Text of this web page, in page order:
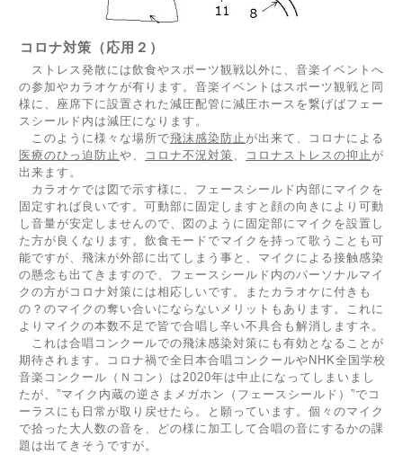
コロナ対策（応用２）
ストレス発散には飲食やスポーツ観戦以外に、音楽イベントへ
の参加やカラオケが有ります。音楽イベントはスポーツ観戦と同
様に、座席下に設置された減圧配管に減圧ホースを繋げばフェー
スシールド内は減圧になります。
このように様々な場所で飛沫感染防止 が出来て、コロナによる
医療のひっ迫防止や、 コロナ不況対策、 コロナストレスの抑止 が
出来ます。
カラオケでは図で示す様に、フェースシールド内部にマイクを
固定すれば良いです。可動部に固定しますと顔の向きにより可動
し音量が安定しませんので、図のように固定部にマイクを設置し
た方が良くなります。飲食モードでマイクを持って歌うことも可
能ですが、飛沫が外部に出てしまう事と、マイクによる接触感染
の懸念も出てきますので、フェースシールド内のパーソナルマイ
クの方がコロナ対策には相応しいです。またカラオケに付きも
の？のマイクの奪い合いにならないメリットもあります。これに
よりマイクの本数不足で皆で合唱し辛い不具合も解消しますネ。
これは合唱コンクールでの飛沫感染対策にも有効となることが
期待されます。コロナ禍で全日本合唱コンクールやNHK全国学校
音楽コンクール（Ｎコン）は2020年は中止になってしまいまし
たが、”マイク内蔵の逆さまメガホン（フェースシールド）”でコ
ーラスにも日常が取り戻せたら。と願っています。個々のマイク
で拾った大人数の音を、どの様に加工して合唱の音にするかの課
題は出てきそうですが。